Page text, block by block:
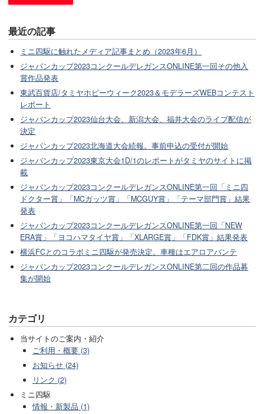
最近の記事
ミニ四駆に触れたメディア記事まとめ（2023年6月）
ジャパンカップ2023コンクールデレガンスONLINE第一回その他入
賞作品発表
東武百貨店/タミヤホビーウィーク2023＆モデラーズWEBコンテスト
レポート
ジャパンカップ2023仙台大会、新潟大会、福井大会のライブ配信が
決定
ジャパンカップ2023北海道大会続報。事前申込の受付が開始
ジャパンカップ2023東京大会1D/1のレポートがタミヤのサイトに掲
載
ジャパンカップ2023コンクールデレガンスONLINE第一回「ミニ四
ドクター賞」「MCガッツ賞」「MCGUY賞」「テーマ部門賞」結果
発表
ジャパンカップ2023コンクールデレガンスONLINE第一回「NEW
ERA賞」「ヨコハマタイヤ賞」「XLARGE賞」「FDK賞」結果発表
横浜FCとのコラボミニ四駆が発売決定。車種はエアロアバンテ
ジャパンカップ2023コンクールデレガンスONLINE第二回の作品募
集が開始
カテゴリ
当サイトのご案内・紹介
ご利用・概要 (3)
お知らせ (24)
リンク (2)
ミニ四駆
情報・新製品 (1)